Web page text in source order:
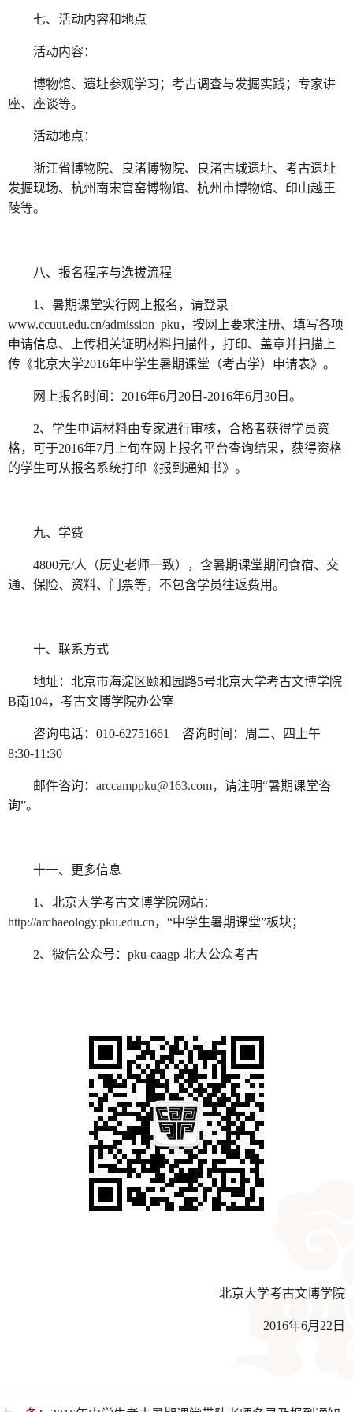
七、活动内容和地点
活动内容：
博物馆、遗址参观学习；考古调查与发掘实践；专家讲
座、座谈等。
活动地点：
浙江省博物院、良渚博物院、良渚古城遗址、考古遗址
发掘现场、杭州南宋官窑博物馆、杭州市博物馆、印山越王
陵等。
八、报名程序与选拔流程
1、暑期课堂实行网上报名，请登录
www.ccuut.edu.cn/admission_pku，按网上要求注册、填写各项
申请信息、上传相关证明材料扫描件，打印、盖章并扫描上
传《北京大学2016年中学生暑期课堂（考古学）申请表》。
网上报名时间：2016年6月20日-2016年6月30日。
2、学生申请材料由专家进行审核，合格者获得学员资
格，可于2016年7月上旬在网上报名平台查询结果，获得资格
的学生可从报名系统打印《报到通知书》。
九、学费
4800元/人（历史老师一致），含暑期课堂期间食宿、交
通、保险、资料、门票等，不包含学员往返费用。
十、联系方式
地址：北京市海淀区颐和园路5号北京大学考古文博学院
B南104，考古文博学院办公室
咨询电话：010-62751661 咨询时间：周二、四上午
8:30-11:30
邮件咨询： arccamppku@163.com，请注明“暑期课堂咨
询”。
十一、更多信息
1、北京大学考古文博学院网站：
http://archaeology.pku.edu.cn，“中学生暑期课堂”板块；
2、微信公众号：pku-caagp 北大公众考古
北京大学考古文博学院
2016年6月22日